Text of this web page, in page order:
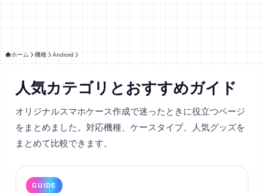
ホーム 機種 Android
人気カテゴリとおすすめガイド
オリジナルスマホケース作成で迷ったときに役立つページ
をまとめました。対応機種、ケースタイプ、人気グッズを
まとめて比較できます。
GUIDE